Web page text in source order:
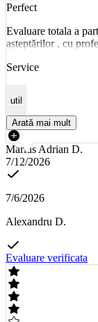
Perfect
Evaluare totala a
așteptărilor , cu
Service
util
Arată mai mult
Marius Adrian D.
7/12/2026
7/6/2026
Alexandru D.
Evaluare verificata